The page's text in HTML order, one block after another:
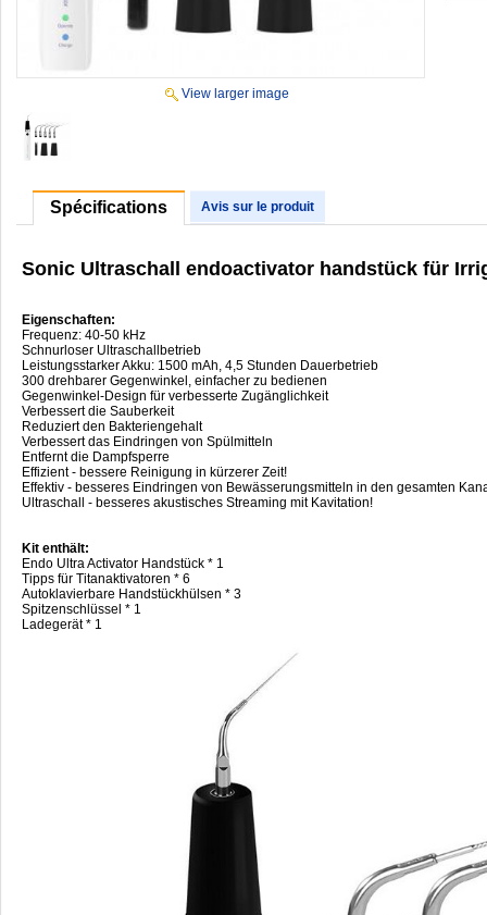
View larger image
Spécifications Avis sur le produit
Sonic Ultraschall endoactivator handstück für
Eigenschaften:
Frequenz: 40-50 kHz
Schnurloser Ultraschallbetrieb
Leistungsstarker Akku: 1500 mAh, 4,5 Stunden Dauerbetrieb
300 drehbarer Gegenwinkel, einfacher zu bedienen
Gegenwinkel-Design für verbesserte Zugänglichkeit
Verbessert die Sauberkeit
Reduziert den Bakteriengehalt
Verbessert das Eindringen von Spülmitteln
Entfernt die Dampfsperre
Effizient - bessere Reinigung in kürzerer Zeit!
Effektiv - besseres Eindringen von Bewässerungsmitteln in den gesamten
Ultraschall - besseres akustisches Streaming mit Kavitation!
Kit enthält:
Endo Ultra Activator Handstück * 1
Tipps für Titanaktivatoren * 6
Autoklavierbare Handstückhülsen * 3
Spitzenschlüssel * 1
Ladegerät * 1